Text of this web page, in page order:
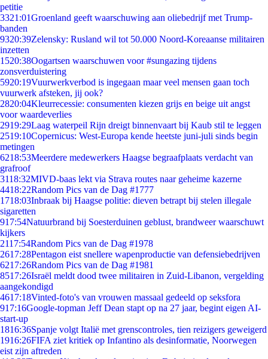
petitie
3321:01Groenland geeft waarschuwing aan oliebedrijf met Trump-
banden
9320:39Zelensky: Rusland wil tot 50.000 Noord-Koreaanse militairen
inzetten
1520:38Oogartsen waarschuwen voor #sungazing tijdens
zonsverduistering
5920:19Vuurwerkverbod is ingegaan maar veel mensen gaan toch
vuurwerk afsteken, jij ook?
2820:04Kleurrecessie: consumenten kiezen grijs en beige uit angst
voor waardeverlies
2919:29Laag waterpeil Rijn dreigt binnenvaart bij Kaub stil te leggen
2519:10Copernicus: West-Europa kende heetste juni-juli sinds begin
metingen
6218:53Meerdere medewerkers Haagse begraafplaats verdacht van
grafroof
3118:32MIVD-baas lekt via Strava routes naar geheime kazerne
4418:22Random Pics van de Dag #1777
1718:03Inbraak bij Haagse politie: dieven betrapt bij stelen illegale
sigaretten
917:54Natuurbrand bij Soesterduinen geblust, brandweer waarschuwt
kijkers
2117:54Random Pics van de Dag #1978
2617:28Pentagon eist snellere wapenproductie van defensiebedrijven
6217:26Random Pics van de Dag #1981
8517:26Israël meldt dood twee militairen in Zuid-Libanon, vergelding
aangekondigd
4617:18Vinted-foto's van vrouwen massaal gedeeld op seksfora
917:16Google-topman Jeff Dean stapt op na 27 jaar, begint eigen AI-
start-up
1816:36Spanje volgt Italië met grenscontroles, tien reizigers geweigerd
1916:26FIFA ziet kritiek op Infantino als desinformatie, Noorwegen
eist zijn aftreden